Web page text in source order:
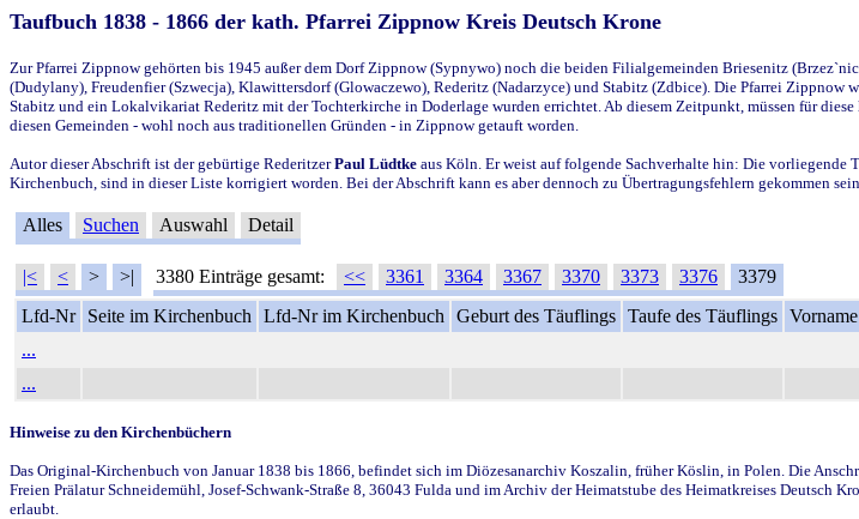
Taufbuch 1838 - 1866 der kath. Pfarrei Zippnow Kreis Deutsch Krone
Zur Pfarrei Zippnow gehörten bis 1945 außer dem Dorf Zippnow (Sypnywo) noch die beiden Filialgemeinden Briesenitz
(Dudylany), Freudenfier (Szwecja), Klawittersdorf (Glowaczewo), Rederitz (Nadarzyce) und Stabitz (Zdbice). Die Pfarrei
Stabitz und ein Lokalvikariat Rederitz mit der Tochterkirche in Doderlage wurden errichtet. Ab diesem Zeitpunkt, müssen für
diesen Gemeinden - wohl noch aus traditionellen Gründen - in Zippnow getauft worden.
Autor dieser Abschrift ist der gebürtige RederitzerPaul Lüdtke aus Köln. Er weist auf folgende Sachverhalte hin: Die
Kirchenbuch, sind in dieser Liste korrigiert worden. Bei der Abschrift kann es aber dennoch zu Übertragungsfehlern gekommen
Alles Suchen Auswahl Detail
|< < > >| 3380 Einträge gesamt: << 3361 3364 3367 3370 3373 3376
3379
Lfd-Nr
Seite im Kirchenbuch Lfd-Nr im Kirchenbuch Geburt des Täuflings Taufe des Täuflings
...
...
Hinweise zu den Kirchenbüchern
Das Original-Kirchenbuch von Januar 1838 bis 1866, befindet sich im Diözesanarchiv Koszalin, früher Köslin, in Polen. Die
Freien Prälatur Schneidemühl, Josef-Schwank-Straße 8, 36043 Fulda und im Archiv der Heimatstube des Heimatkreises Deutsch
erlaubt.